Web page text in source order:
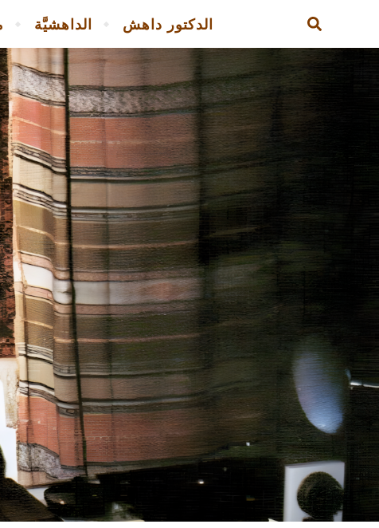
الداهشيَّة الدكتور داهش